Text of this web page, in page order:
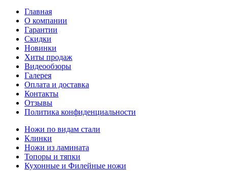
Главная
О компании
Гарантии
Скидки
Новинки
Хиты продаж
Видеообзоры
Галерея
Оплата и доставка
Контакты
Отзывы
Политика конфиденциальности
Ножи по видам стали
Клинки
Ножи из ламината
Топоры и тяпки
Кухонные и Филейные ножи